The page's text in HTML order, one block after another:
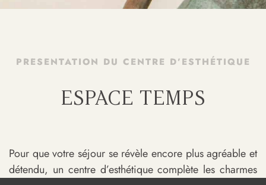
PRESENTATION DU CENTRE D’ESTHÉTIQUE
ESPACE TEMPS
Pour que votre séjour se révèle encore plus agréable et
détendu, un centre d’esthétique complète les charmes